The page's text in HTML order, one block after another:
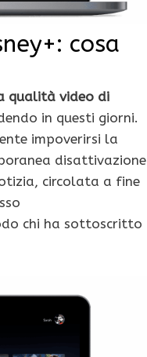
cosa
qualità video di
in questi giorni.
impoverirsi la
disattivazione
circolata a fine
chi ha sottoscritto